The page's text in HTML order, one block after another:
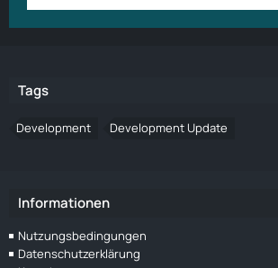
Tags
Development Development Update
Informationen
Nutzungsbedingungen
Datenschutzerklärung